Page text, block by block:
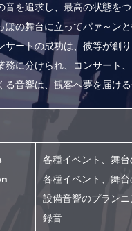
音を追求し、最高の状態を
ぽの舞台に立ってパァ～ン
サートの成功は、彼等が創
務に分けられ、コンサート
る音響は、観客へ夢を届け
各種イベント、舞
各種イベント、舞
設備音響のプラン
録音